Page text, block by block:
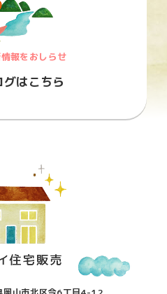
報をおしらせ
グはこちら